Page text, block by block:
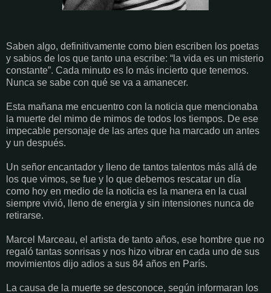
Saben algo, definitivamente como bien escriben los poetas
y sabios de los que tanto una escribe: “la vida es un misterio
constante”. Cada minuto es lo más incierto que tenemos.
Nunca se sabe con qué se va a amanecer.
Esta mañana me encuentro con la noticia que mencionaba
la muerte del mimo de mimos de todos los tiempos. De ese
impecable personaje de las artes que ha marcado un antes
y un después.
Un señor encantador y lleno de tantos talentos más allá de
los que vimos, se fue y lo que debemos rescatar un día
como hoy en medio de la noticia es la manera en la cual
siempre vivió, lleno de energia y sin intensiones nunca de
retirarse.
Marcel Marceau, el artista de tanto años, ese hombre que no
regaló tantas sonrisas y nos hizo vibrar en cada uno de sus
movimientos dijo adios a sus 84 años en París.
La causa de la muerte se desconoce, según informaran los